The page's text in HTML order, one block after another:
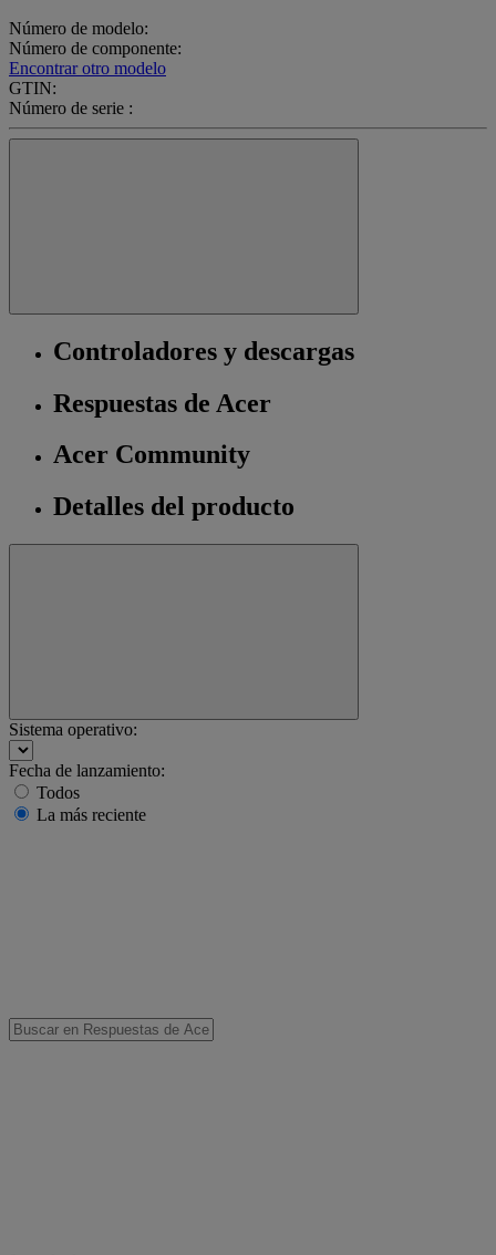
Número de modelo:
Número de componente:
Encontrar otro modelo
GTIN:
Número de serie :
Controladores y descargas
Respuestas de Acer
Acer Community
Detalles del producto
Sistema operativo:
Fecha de lanzamiento:
Todos
La más reciente